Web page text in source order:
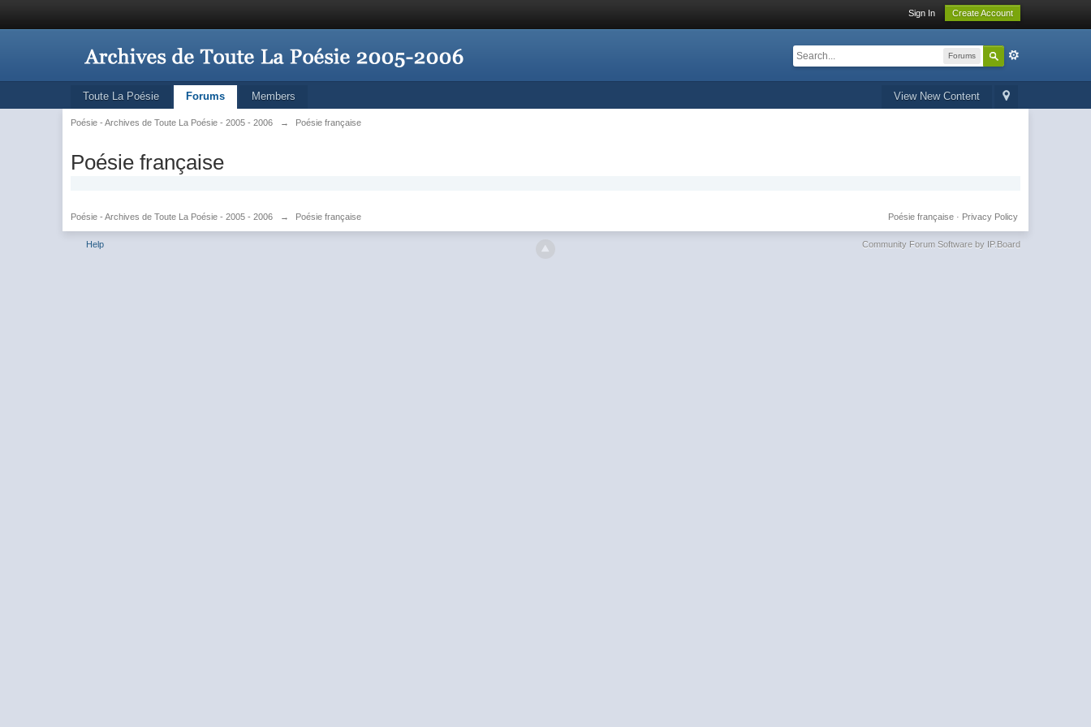
Sign In Create Account
Forums
View New Content
Toute La Poésie Forums Members
Poésie - Archives de Toute La Poésie - 2005 - 2006 → Poésie française
Poésie française
Poésie - Archives de Toute La Poésie - 2005 - 2006 → Poésie française Privacy Policy
Poésie française·
Help Community Forum Software by IP.Board